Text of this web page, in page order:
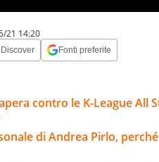
21 14:20
Fonti preferite
contro le K-League All
di Andrea Pirlo,